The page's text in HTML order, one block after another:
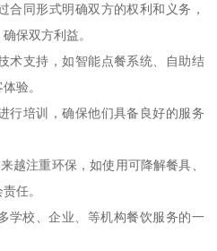
合同形式明确双方的权利和义务，
保双方利益。
术支持，如智能点餐系统、自助结
验。
行培训，确保他们具备良好的服务
越注重环保，如使用可降解餐具、
任。
学校、企业、等机构餐饮服务的一